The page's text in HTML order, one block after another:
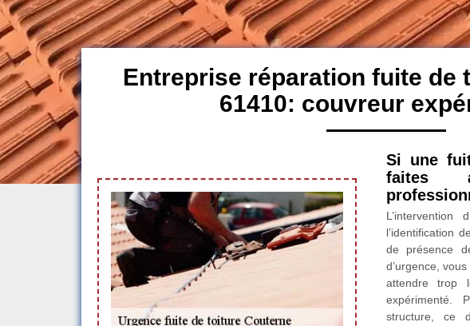
Entreprise réparation fuite de
61410: couvreur
Si une
faites
L’intervention
l’identification
de présence
d’urgence,
attendre trop
expérimenté.
structure, ce